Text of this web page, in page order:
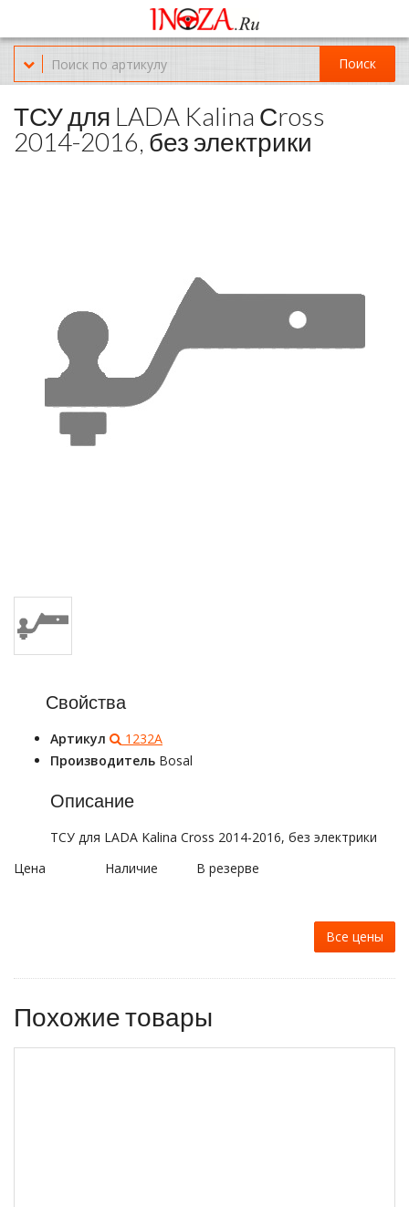
Офис обслуживания г.Краснодар (KRD) Куликова Поля 2 (магазин
Нож-мясо)
8-(967)-300-69-11
Поиск
ТСУ для LADA Kalina Сross
2014-2016, без электрики
Свойства
Артикул
1232A
Производитель Bosal
Описание
ТСУ для LADA Kalina Сross 2014-2016, без электрики
Цена
Наличие В резерве
Все цены
Похожие товары